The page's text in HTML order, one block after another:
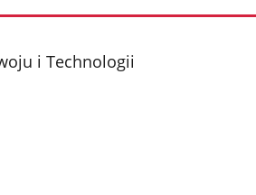
i Technologii